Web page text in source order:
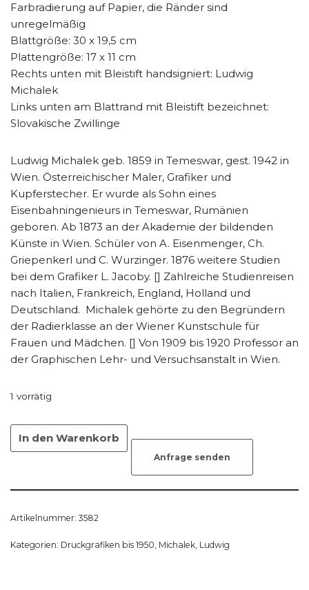
Farbradierung auf Papier, die Ränder sind
unregelmäßig
Blattgröße: 30 x 19,5 cm
Plattengröße: 17 x 11 cm
Rechts unten mit Bleistift handsigniert: Ludwig
Michalek
Links unten am Blattrand mit Bleistift bezeichnet:
Slovakische Zwillinge
Ludwig Michalek geb. 1859 in Temeswar, gest. 1942 in
Wien. Österreichischer Maler, Grafiker und
Kupferstecher. Er wurde als Sohn eines
Eisenbahningenieurs in Temeswar, Rumänien
geboren. Ab 1873 an der Akademie der bildenden
Künste in Wien. Schüler von A. Eisenmenger, Ch.
Griepenkerl und C. Wurzinger. 1876 weitere Studien
bei dem Grafiker L. Jacoby. [] Zahlreiche Studienreisen
nach Italien, Frankreich, England, Holland und
Deutschland. Michalek gehörte zu den Begründern
der Radierklasse an der Wiener Kunstschule für
Frauen und Mädchen. [] Von 1909 bis 1920 Professor an
der Graphischen Lehr- und Versuchsanstalt in Wien.
1 vorrätig
In den Warenkorb
Anfrage senden
Artikelnummer: 3582
Kategorien: Druckgrafiken bis 1950, Michalek, Ludwig